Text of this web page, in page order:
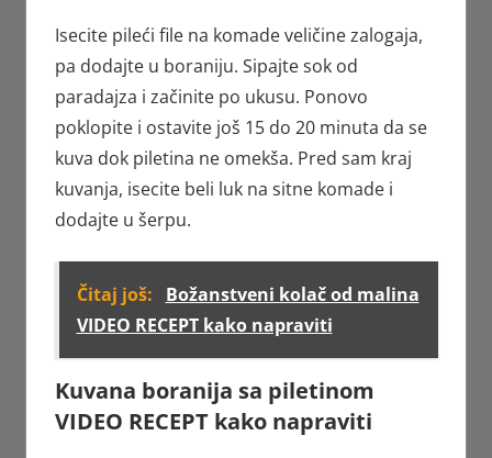
Isecite pileći file na komade veličine zalogaja,
pa dodajte u boraniju. Sipajte sok od
paradajza i začinite po ukusu. Ponovo
poklopite i ostavite još 15 do 20 minuta da se
kuva dok piletina ne omekša. Pred sam kraj
kuvanja, isecite beli luk na sitne komade i
dodajte u šerpu.
Čitaj još:
Božanstveni kolač od malina
VIDEO RECEPT kako napraviti
Kuvana boranija sa piletinom
VIDEO RECEPT kako napraviti